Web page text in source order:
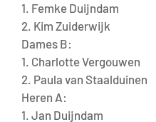
1. Femke Duijndam
2. Kim Zuiderwijk
Dames B:
1. Charlotte Vergouwen
2. Paula van Staalduinen
Heren A:
1. Jan Duijndam